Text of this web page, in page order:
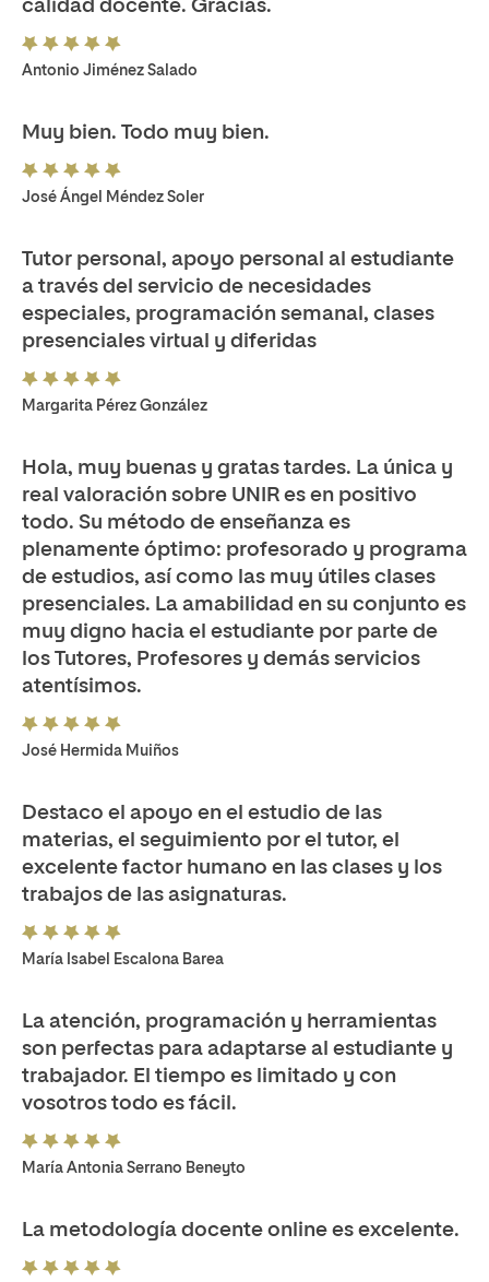
calidad docente. Gracias.
Antonio Jiménez Salado
Muy bien. Todo muy bien.
José Ángel Méndez Soler
Tutor personal, apoyo personal al estudiante
a través del servicio de necesidades
especiales, programación semanal, clases
presenciales virtual y diferidas
Margarita Pérez González
Hola, muy buenas y gratas tardes. La única y
real valoración sobre UNIR es en positivo
todo. Su método de enseñanza es
plenamente óptimo: profesorado y programa
de estudios, así como las muy útiles clases
presenciales. La amabilidad en su conjunto es
muy digno hacia el estudiante por parte de
los Tutores, Profesores y demás servicios
atentísimos.
José Hermida Muiños
Destaco el apoyo en el estudio de las
materias, el seguimiento por el tutor, el
excelente factor humano en las clases y los
trabajos de las asignaturas.
María Isabel Escalona Barea
La atención, programación y herramientas
son perfectas para adaptarse al estudiante y
trabajador. El tiempo es limitado y con
vosotros todo es fácil.
María Antonia Serrano Beneyto
La metodología docente online es excelente.